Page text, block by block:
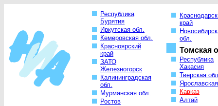
Республика
Бурятия
Иркутская обл.
Кемеровская обл.
Красноярский
край
ЗАТО
Железногорск
Калининградская
обл.
Мурманская обл.
Ростов
край
обл.
Томская
Республика
Хакасия
Тверская
Кавказ
Алтай